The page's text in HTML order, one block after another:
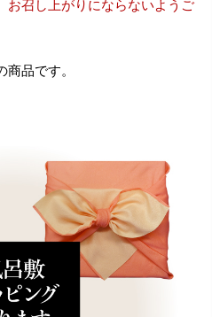
召し上がりにならないようご
品です。